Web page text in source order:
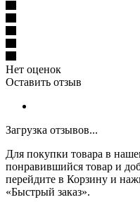
Нет оценок
Оставить отзыв
Загрузка отзывов...
Для покупки товара в
понравившийся товар и
перейдите в Корзину и
«Быстрый заказ».